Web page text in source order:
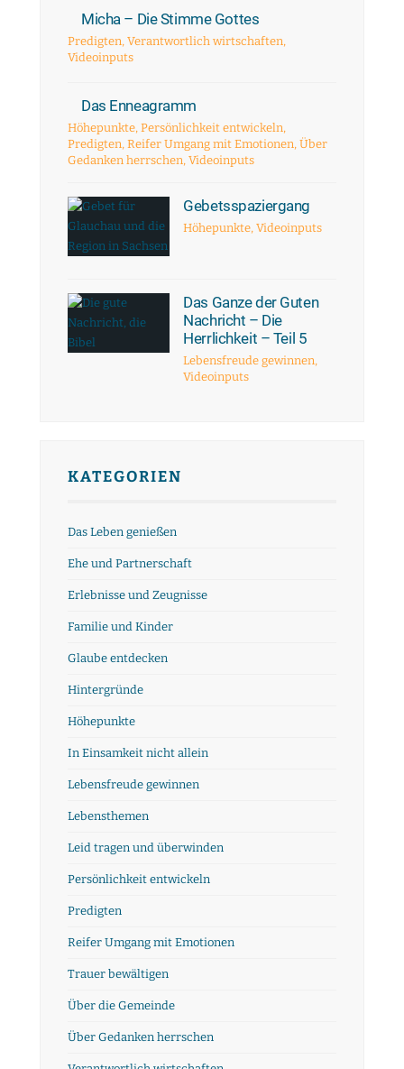
Micha – Die Stimme Gottes
Predigten, Verantwortlich wirtschaften,
Videoinputs
Das Enneagramm
Höhepunkte, Persönlichkeit entwickeln,
Predigten, Reifer Umgang mit Emotionen, Über
Gedanken herrschen, Videoinputs
Gebetsspaziergang
Höhepunkte,Videoinputs
Das Ganze der Guten
Nachricht – Die
Herrlichkeit – Teil 5
Lebensfreude gewinnen,
Videoinputs
KATEGORIEN
Das Leben genießen
Ehe und Partnerschaft
Erlebnisse und Zeugnisse
Familie und Kinder
Glaube entdecken
Hintergründe
Höhepunkte
In Einsamkeit nicht allein
Lebensfreude gewinnen
Lebensthemen
Leid tragen und überwinden
Persönlichkeit entwickeln
Predigten
Reifer Umgang mit Emotionen
Trauer bewältigen
Über die Gemeinde
Über Gedanken herrschen